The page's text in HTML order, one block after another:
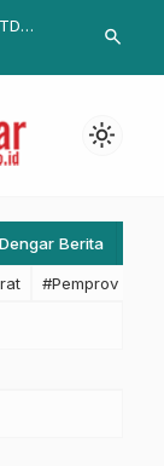
Hari kedua,
search
light_mode
Dengar Berita
#Pemprov